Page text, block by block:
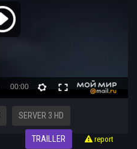
SERVER 3 HD
TRAILLER report